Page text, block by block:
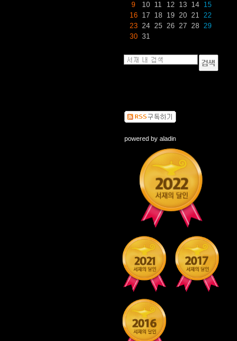
9
10 11 12 13 14
15
16
17 18 19 20 21 22
23 24 25 26 27 28 29
30 31
powered by aladin